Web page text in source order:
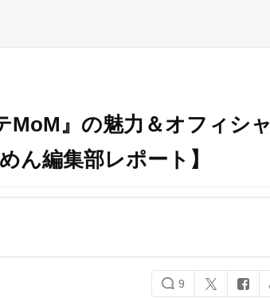
MoM』の魅力＆オフィシャ
ん編集部レポート】
9